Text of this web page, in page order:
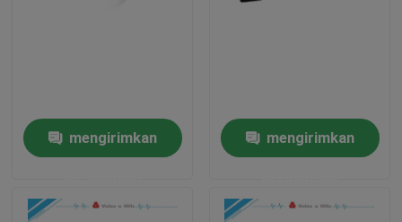
Rumah
mengirimkan mengirimkan